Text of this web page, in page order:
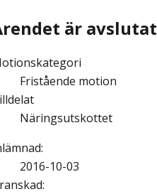
är avslutat
Fristående motion
Näringsutskottet
:
2016-10-03
: